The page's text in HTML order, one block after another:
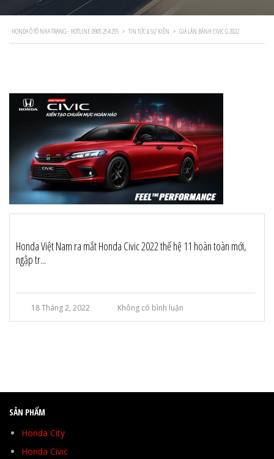
HONDA Ô TÔ NHA TRANG - HOTLINE 0905 254 255 > TIN TỨC & SỰ KIỆN > GIÁ LĂN BÁNH CIVIC G 2022
Honda Việt Nam ra mắt Honda Civic 2022 thế hệ 11 hoàn toàn mới,
ngập tr...
18 Tháng 2, 2022 Không có bình luận
SẢN PHẨM
Honda City
Honda Civic